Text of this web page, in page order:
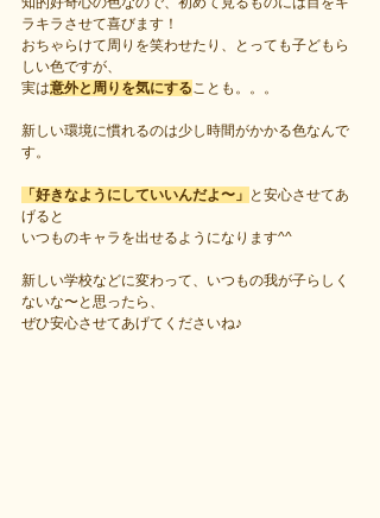
ラキラさせて喜びます！
おちゃらけて周りを笑わせたり、とっても子どもら
しい色ですが、
実は意外と周りを気にする ことも。。。
新しい環境に慣れるのは少し時間がかかる色なんで
す。
「好きなようにしていいんだよ〜」 と安心させてあ
げると
いつものキャラを出せるようになります^^
新しい学校などに変わって、いつもの我が子らしく
ないな〜と思ったら、
ぜひ安心させてあげてくださいね♪